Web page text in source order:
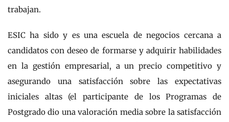
trabajan.
ESIC ha sido y es una escuela de negocios cercana a
candidatos con deseo de formarse y adquirir habilidades
en la gestión empresarial, a un precio competitivo y
asegurando una satisfacción sobre las expectativas
iniciales altas (el participante de los Programas de
Postgrado dio una valoración media sobre la satisfacción